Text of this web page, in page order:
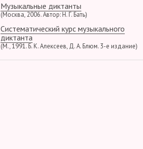
Музыкальные диктанты
(Москва, 2006. Автор: Н. Г. Бать)
Систематический курс музыкального
диктанта
(М., 1991. Б. К. Алексеев, Д. А. Блюм. 3-е издание)